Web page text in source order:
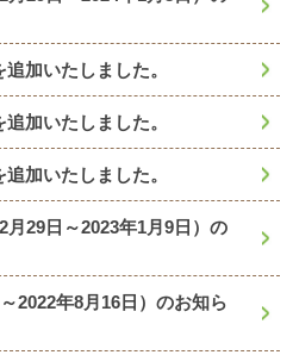
加いたしました。
加いたしました。
加いたしました。
29日～2023年1月9日）の
2022年8月16日）のお知ら